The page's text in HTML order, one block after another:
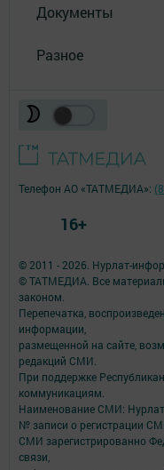
Документы
Разное
© 2011 - 2026. Нурлат-⁠
© ТАТМЕДИА. Все
законом.
Перепечатка,
информации,
размещенной на сайте,
редакций СМИ.
При поддержке
коммуникациям.
Наименование СМИ:
№ записи о регистрации
СМИ зарегистрированно
связи,
Телефон АО «ТАТМЕДИА»:
16+